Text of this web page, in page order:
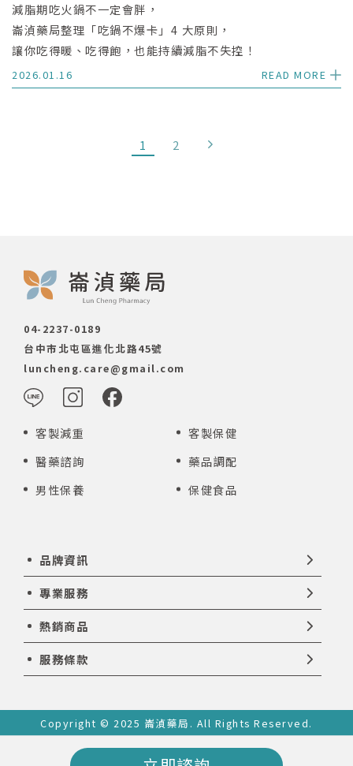
減脂期吃火鍋不一定會胖，
崙湞藥局整理「吃鍋不爆卡」4 大原則，
讓你吃得暖、吃得飽，也能持續減脂不失控！
2026.01.16 READ MORE
1 2
04-2237-0189
台中市北屯區進化北路45號
luncheng.care@gmail.com
客製減重
客製保健
醫藥諮詢
藥品調配
男性保養
保健食品
品牌資訊
專業服務
熱銷商品
服務條款
Copyright © 2025 崙湞藥局. All Rights Reserved.